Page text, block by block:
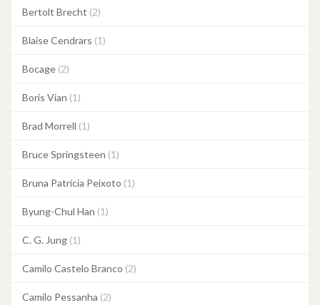
Bertolt Brecht (2)
Blaise Cendrars (1)
Bocage (2)
Boris Vian (1)
Brad Morrell (1)
Bruce Springsteen (1)
Bruna Patrícia Peixoto (1)
Byung-Chul Han (1)
C. G. Jung (1)
Camilo Castelo Branco (2)
Camilo Pessanha (2)